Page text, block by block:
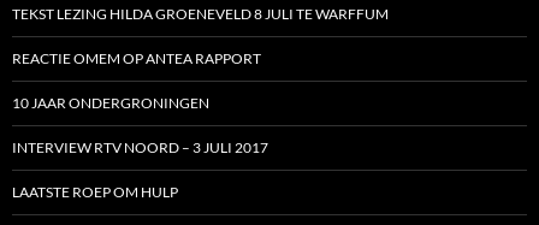
TEKST LEZING HILDA GROENEVELD 8 JULI TE WARFFUM
REACTIE OMEM OP ANTEA RAPPORT
10 JAAR ONDERGRONINGEN
INTERVIEW RTV NOORD – 3 JULI 2017
LAATSTE ROEP OM HULP